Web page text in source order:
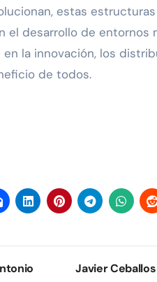
estas
el desarrollo de entornos
la innovación, los
de todos.
Javier